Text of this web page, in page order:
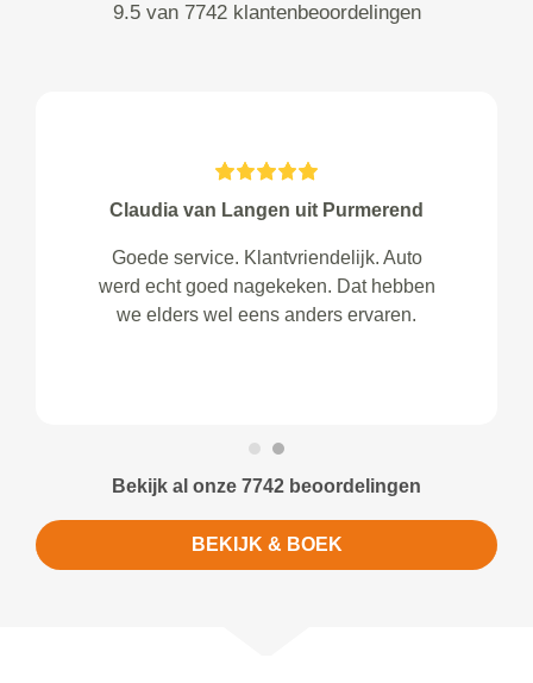
9.5 van 7742 klantenbeoordelingen
Claudia van Langen uit Purmerend
Goede service. Klantvriendelijk. Auto
werd echt goed nagekeken. Dat hebben
we elders wel eens anders ervaren.
Bekijk al onze 7742 beoordelingen
BEKIJK & BOEK